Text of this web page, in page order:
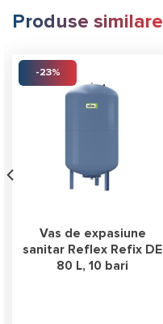
Produse similare
-23%
Vas de expasiune
sanitar Reflex Refix DE
80 L, 10 bari